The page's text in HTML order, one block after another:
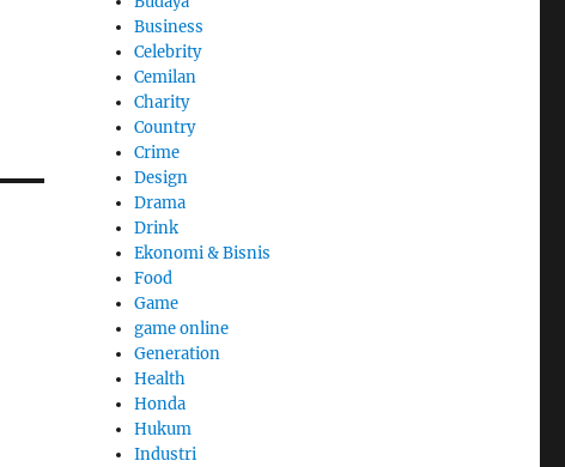
Business
Celebrity
Cemilan
Charity
Country
Crime
Design
Drama
Drink
Ekonomi & Bisnis
Food
Game
game online
Generation
Health
Honda
Hukum
Industri